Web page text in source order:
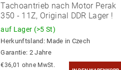
Tachoantrieb nach Motor Perak
350 - 11Z, Original DDR Lager !
auf Lager (>5 St)
Herkunftsland: Made in Czech
Garantie: 2 Jahre
€36,01 ohne MwSt.